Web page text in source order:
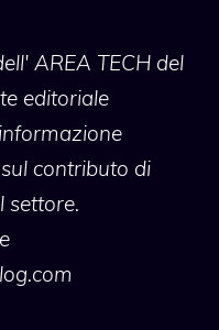
AREA TECH del
editoriale
contributo di
settore.